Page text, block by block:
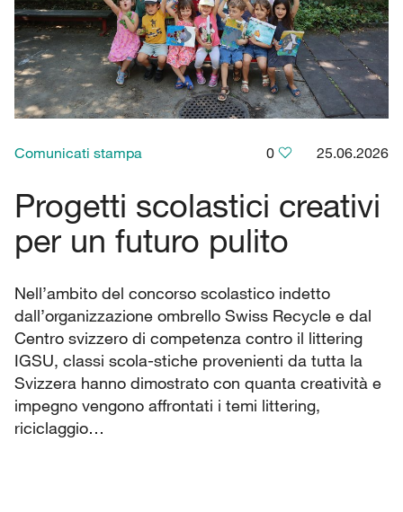
Comunicati stampa 0 25.06.2026
Progetti scolastici creativi
per un futuro pulito
Nell’ambito del concorso scolastico indetto
dall’organizzazione ombrello Swiss Recycle e dal
Centro svizzero di competenza contro il littering
IGSU, classi scola-stiche provenienti da tutta la
Svizzera hanno dimostrato con quanta creatività e
impegno vengono affrontati i temi littering,
riciclaggio…